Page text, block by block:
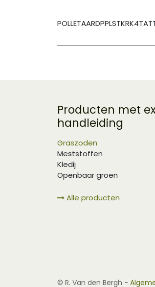
Producten met
handleiding
Graszoden
Meststoffen
Kledij
Openbaar groen
Alle producten
© R. Van den Bergh -